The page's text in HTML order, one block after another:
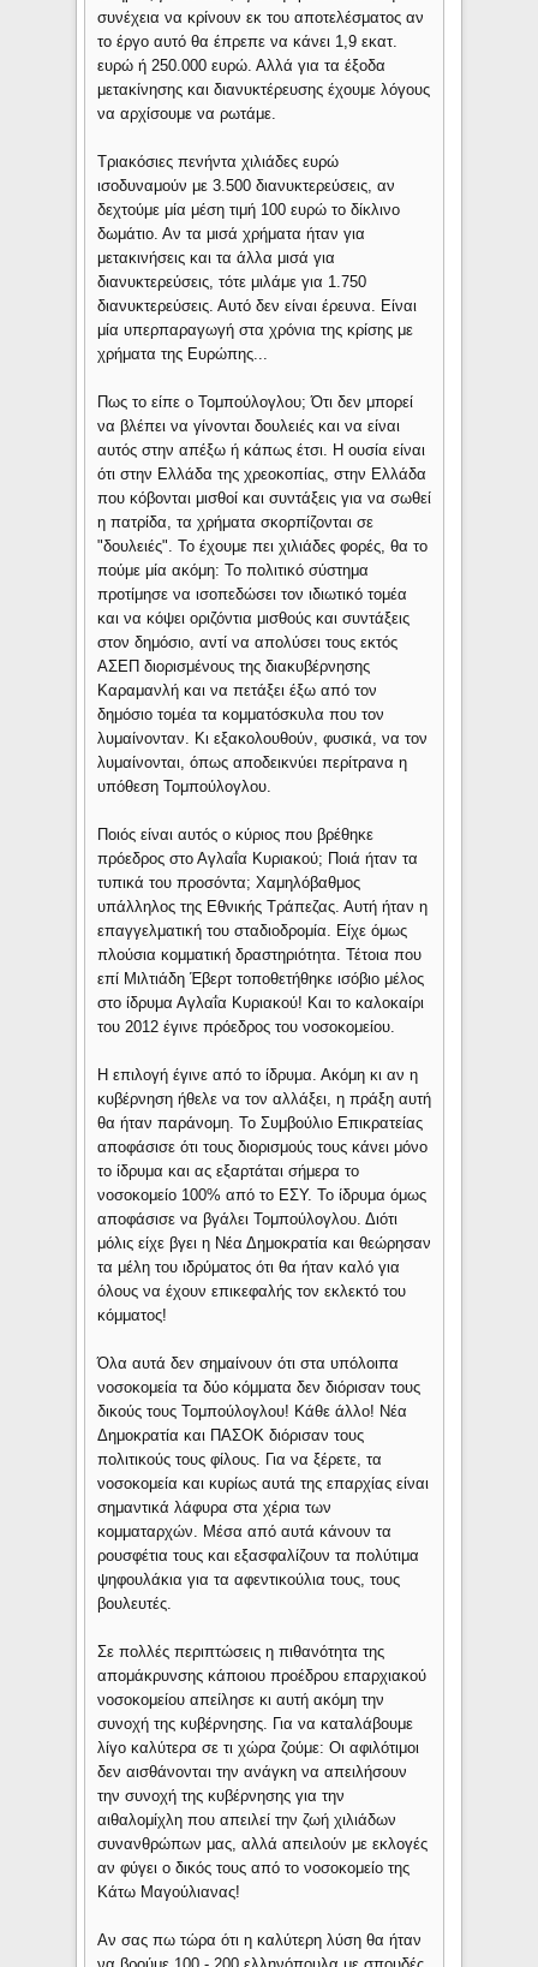
συνέχεια να κρίνουν εκ του αποτελέσματος αν
το έργο αυτό θα έπρεπε να κάνει 1,9 εκατ.
ευρώ ή 250.000 ευρώ. Αλλά για τα έξοδα
μετακίνησης και διανυκτέρευσης έχουμε λόγους
να αρχίσουμε να ρωτάμε.
Τριακόσιες πενήντα χιλιάδες ευρώ
ισοδυναμούν με 3.500 διανυκτερεύσεις, αν
δεχτούμε μία μέση τιμή 100 ευρώ το δίκλινο
δωμάτιο. Αν τα μισά χρήματα ήταν για
μετακινήσεις και τα άλλα μισά για
διανυκτερεύσεις, τότε μιλάμε για 1.750
διανυκτερεύσεις. Αυτό δεν είναι έρευνα. Είναι
μία υπερπαραγωγή στα χρόνια της κρίσης με
χρήματα της Ευρώπης...
Πως το είπε ο Τομπούλογλου; Ότι δεν μπορεί
να βλέπει να γίνονται δουλειές και να είναι
αυτός στην απέξω ή κάπως έτσι. Η ουσία είναι
ότι στην Ελλάδα της χρεοκοπίας, στην Ελλάδα
που κόβονται μισθοί και συντάξεις για να σωθεί
η πατρίδα, τα χρήματα σκορπίζονται σε
"δουλειές". Το έχουμε πει χιλιάδες φορές, θα το
πούμε μία ακόμη: Το πολιτικό σύστημα
προτίμησε να ισοπεδώσει τον ιδιωτικό τομέα
και να κόψει οριζόντια μισθούς και συντάξεις
στον δημόσιο, αντί να απολύσει τους εκτός
ΑΣΕΠ διορισμένους της διακυβέρνησης
Καραμανλή και να πετάξει έξω από τον
δημόσιο τομέα τα κομματόσκυλα που τον
λυμαίνονταν. Κι εξακολουθούν, φυσικά, να τον
λυμαίνονται, όπως αποδεικνύει περίτρανα η
υπόθεση Τομπούλογλου.
Ποιός είναι αυτός ο κύριος που βρέθηκε
πρόεδρος στο Αγλαΐα Κυριακού; Ποιά ήταν τα
τυπικά του προσόντα; Χαμηλόβαθμος
υπάλληλος της Εθνικής Τράπεζας. Αυτή ήταν η
επαγγελματική του σταδιοδρομία. Είχε όμως
πλούσια κομματική δραστηριότητα. Τέτοια που
επί Μιλτιάδη Έβερτ τοποθετήθηκε ισόβιο μέλος
στο ίδρυμα Αγλαΐα Κυριακού! Και το καλοκαίρι
του 2012 έγινε πρόεδρος του νοσοκομείου.
Η επιλογή έγινε από το ίδρυμα. Ακόμη κι αν η
κυβέρνηση ήθελε να τον αλλάξει, η πράξη αυτή
θα ήταν παράνομη. Το Συμβούλιο Επικρατείας
αποφάσισε ότι τους διορισμούς τους κάνει μόνο
το ίδρυμα και ας εξαρτάται σήμερα το
νοσοκομείο 100% από το ΕΣΥ. Το ίδρυμα όμως
αποφάσισε να βγάλει Τομπούλογλου. Διότι
μόλις είχε βγει η Νέα Δημοκρατία και θεώρησαν
τα μέλη του ιδρύματος ότι θα ήταν καλό για
όλους να έχουν επικεφαλής τον εκλεκτό του
κόμματος!
Όλα αυτά δεν σημαίνουν ότι στα υπόλοιπα
νοσοκομεία τα δύο κόμματα δεν διόρισαν τους
δικούς τους Τομπούλογλου! Κάθε άλλο! Νέα
Δημοκρατία και ΠΑΣΟΚ διόρισαν τους
πολιτικούς τους φίλους. Για να ξέρετε, τα
νοσοκομεία και κυρίως αυτά της επαρχίας είναι
σημαντικά λάφυρα στα χέρια των
κομματαρχών. Μέσα από αυτά κάνουν τα
ρουσφέτια τους και εξασφαλίζουν τα πολύτιμα
ψηφουλάκια για τα αφεντικούλια τους, τους
βουλευτές.
Σε πολλές περιπτώσεις η πιθανότητα της
απομάκρυνσης κάποιου προέδρου επαρχιακού
νοσοκομείου απείλησε κι αυτή ακόμη την
συνοχή της κυβέρνησης. Για να καταλάβουμε
λίγο καλύτερα σε τι χώρα ζούμε: Οι αφιλότιμοι
δεν αισθάνονται την ανάγκη να απειλήσουν
την συνοχή της κυβέρνησης για την
αιθαλομίχλη που απειλεί την ζωή χιλιάδων
συνανθρώπων μας, αλλά απειλούν με εκλογές
αν φύγει ο δικός τους από το νοσοκομείο της
Κάτω Μαγούλιανας!
Αν σας πω τώρα ότι η καλύτερη λύση θα ήταν